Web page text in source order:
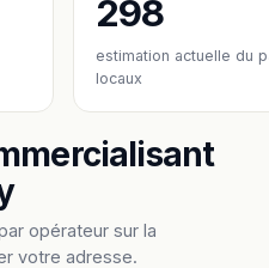
298
estimation actuelle du
locaux
opérateur sur la
votre adresse.